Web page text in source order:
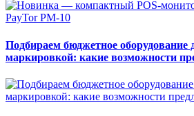
Подбираем бюджетное оборудование
маркировкой: какие возможности